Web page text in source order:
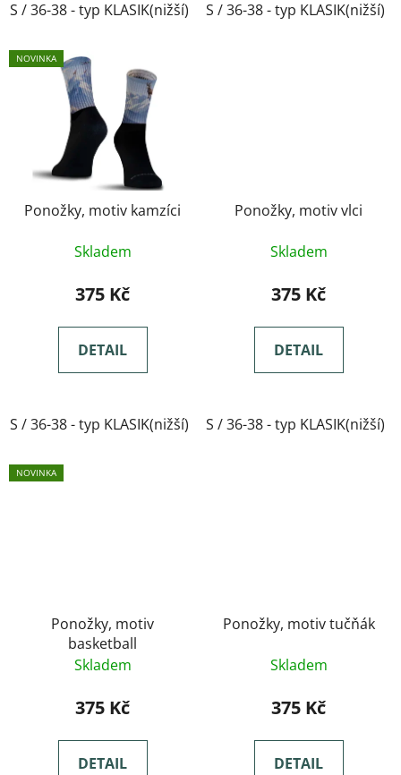
S / 36-38 - typ KLASIK(nižší) M / 39-41- typ KLASIK(nižší)
S / 36-38 - typ KLASIK(nižší)
NOVINKA
Ponožky, motiv kamzíci
Skladem
375 Kč
DETAIL
S / 36-38 - typ KLASIK(nižší) M / 39-41- typ KLASIK(nižší)
Ponožky, motiv vlci
Skladem
375 Kč
DETAIL
S / 36-38 - typ KLASIK(nižší)
NOVINKA
Ponožky, motiv
basketball
Skladem
375 Kč
DETAIL
Ponožky, motiv tučňák
Skladem
375 Kč
DETAIL